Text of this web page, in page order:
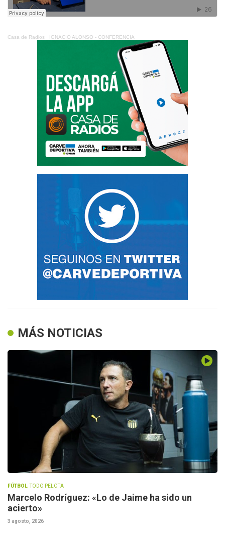
Casa de Radios · IGNACIO ALONSO - CONFERENCIA
MÁS NOTICIAS
FÚTBOL TODO PELOTA
Marcelo Rodríguez: «Lo de Jaime ha sido un
acierto»
3 agosto, 2026